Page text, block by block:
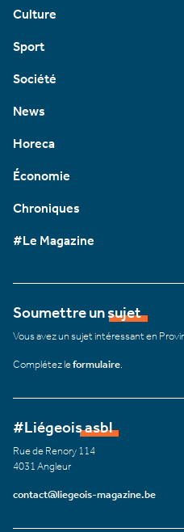
Culture
Sport
Société
News
Horeca
Économie
Chroniques
#Le Magazine
Soumettre un sujet
Vous avez un sujet intéressant en
Complétez leformulaire
#Liégeois asbl
Rue de Renory 114
4031 Angleur
contact@liegeois-magazine.be